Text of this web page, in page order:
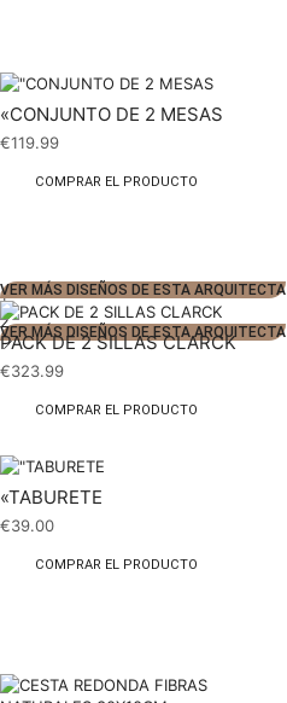
«CONJUNTO DE 2 MESAS
€119.99
COMPRAR EL PRODUCTO
1
2
VER MÁS DISEÑOS DE ESTA ARQUITECTA
VER MÁS DISEÑOS DE ESTA ARQUITECTA
PACK DE 2 SILLAS CLARCK
€323.99
COMPRAR EL PRODUCTO
«TABURETE
€39.00
COMPRAR EL PRODUCTO